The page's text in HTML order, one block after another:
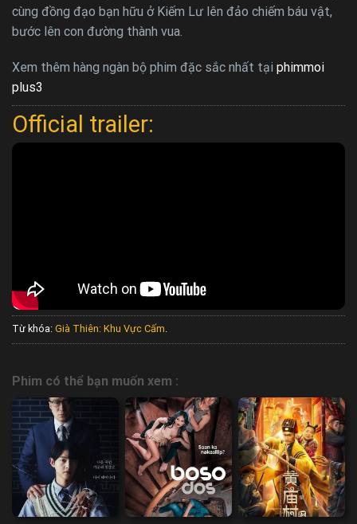
cùng đồng đạo bạn hữu ở Kiếm Lư lên đảo chiếm báu vật,
bước lên con đường thành vua.
Xem thêm hàng ngàn bộ phim đặc sắc nhất tại phimmoi
plus3
Official trailer:
Từ khóa: Già Thiên: Khu Vực Cấm.
Phim có thể bạn muốn xem :